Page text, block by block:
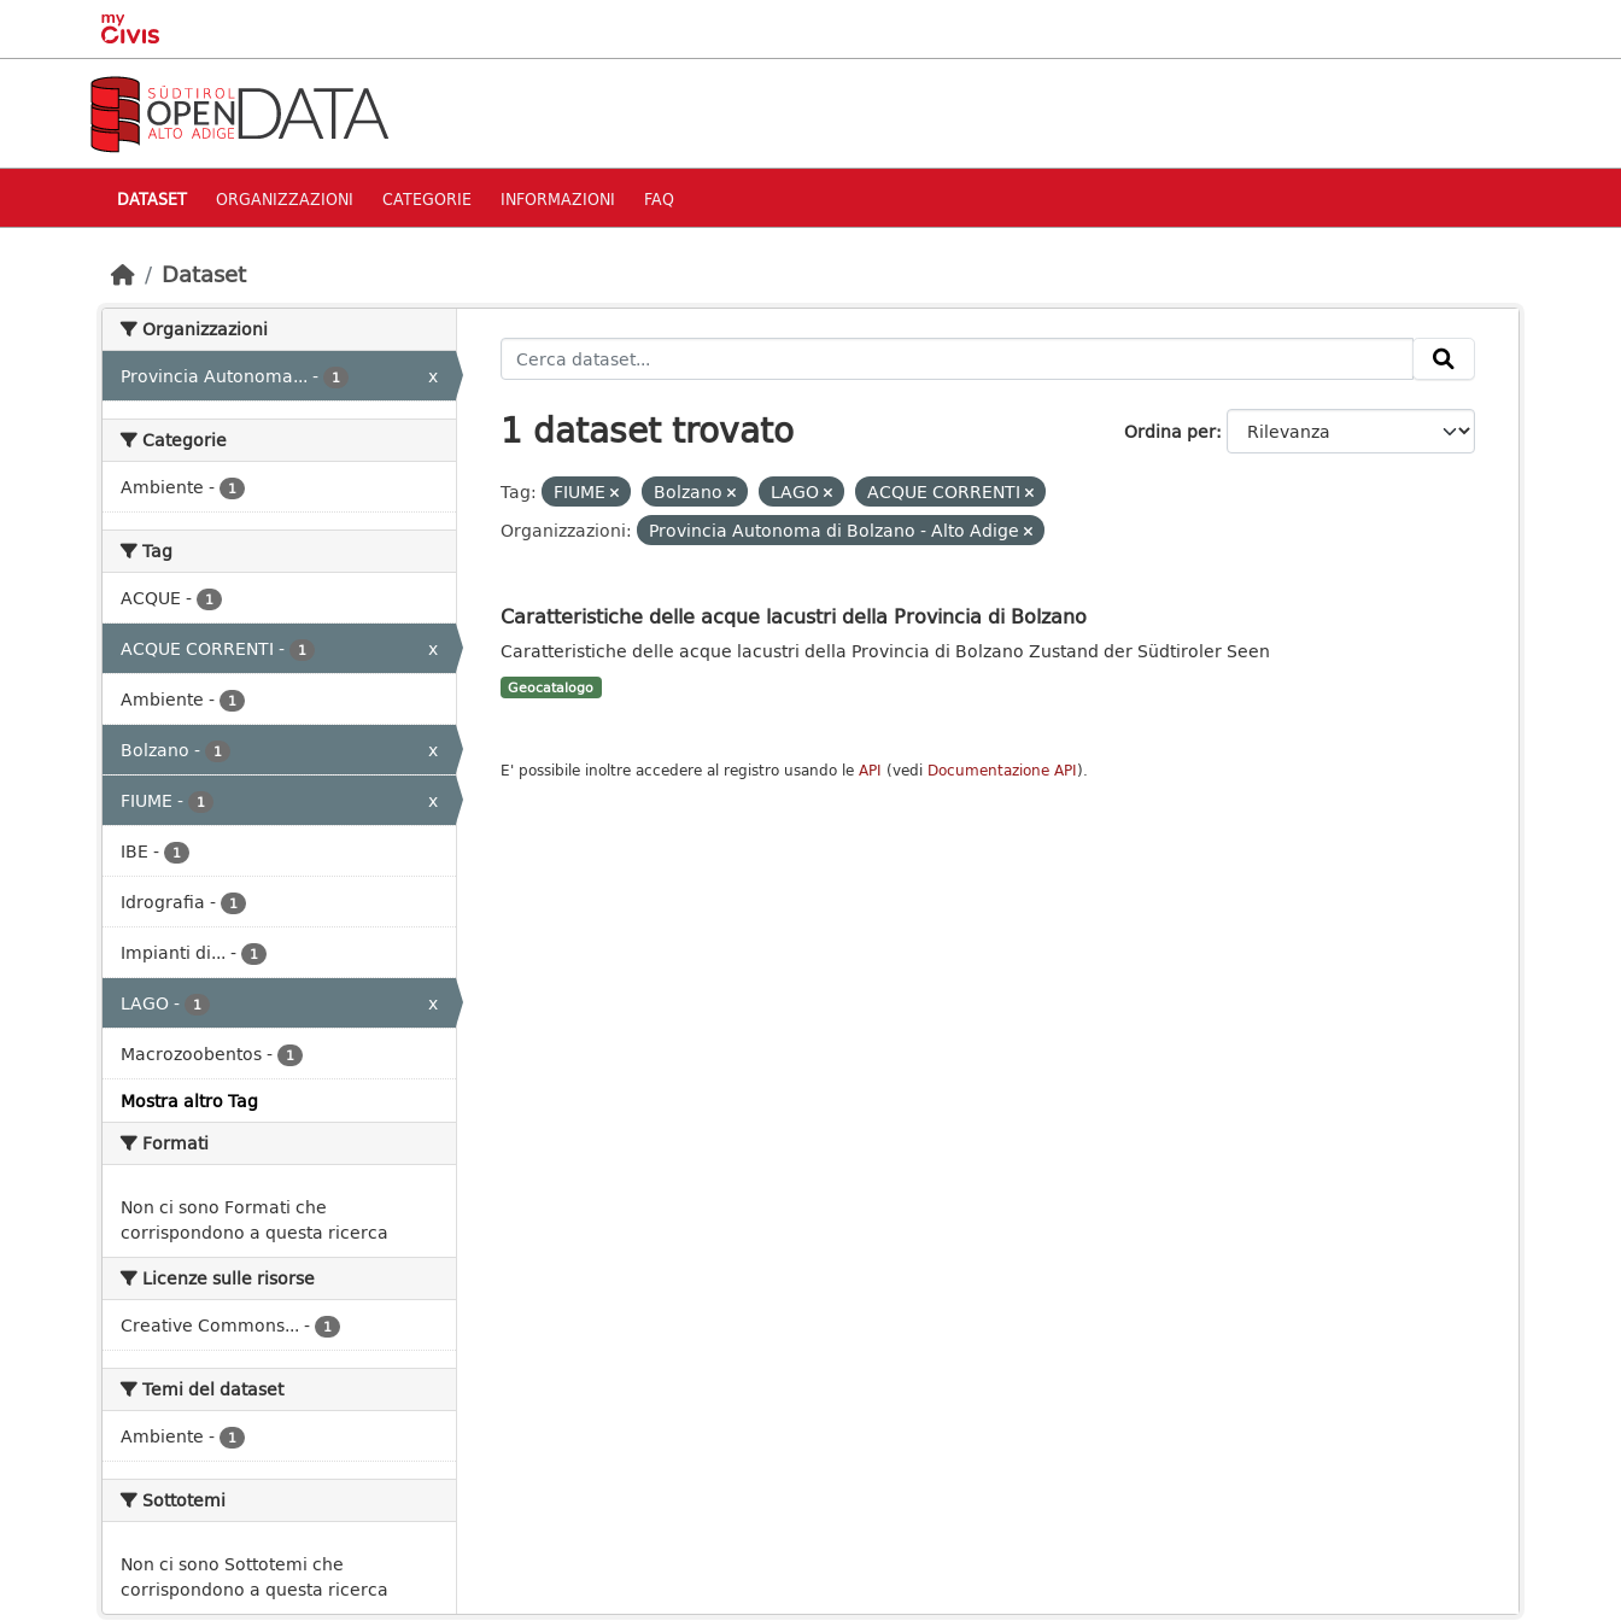
Skip to main content
DATASET ORGANIZZAZIONI CATEGORIE INFORMAZIONI FAQ
Dataset
Organizzazioni
Provincia Autonoma... - 1 x
Categorie
Ambiente - 1
Tag
ACQUE - 1
ACQUE CORRENTI - 1
x
Ambiente - 1
Bolzano - 1
x
FIUME - 1
x
IBE - 1
Idrografia - 1
Impianti di... - 1
LAGO- 1
x
Macrozoobentos- 1
Mostra altro Tag
Formati
Non ci sono Formati che
corrispondono a questa ricerca
Licenze sulle risorse
Creative Commons... - 1
Temi del dataset
Ambiente - 1
Sottotemi
Non ci sono Sottotemi che
corrispondono a questa ricerca
Ordina per
1 dataset trovato
Tag: FIUME Bolzano LAGO
ACQUE CORRENTI
Organizzazioni:
Provincia Autonoma di Bolzano - Alto Adige
Caratteristiche delle acque lacustri della Provincia di Bolzano
Caratteristiche delle acque lacustri della Provincia di Bolzano Zustand der Südtiroler Seen
Geocatalogo
E' possibile inoltre accedere al registro usando le API (vedi Documentazione API).